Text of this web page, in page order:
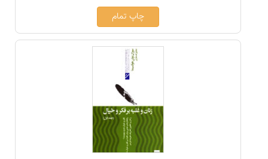
چاپ تمام